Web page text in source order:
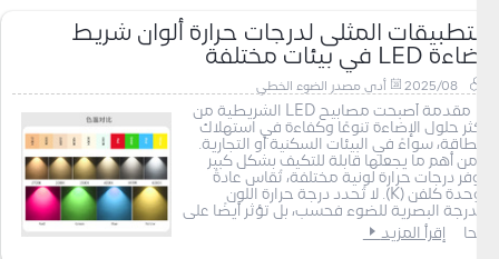
التطبيقات المثلى لدرجات حرارة ألوان شريط
إضاءة LED في بيئات مختلفة
2025/08 أدى مصدر الضوء الخطي
مقدمة أصبحت مصابيح LED الشريطية من
أكثر حلول الإضاءة تنوعًا وكفاءة في استهلاك
الطاقة، سواءً في البيئات السكنية أو التجارية.
ومن أهم ما يجعلها قابلة للتكيف بشكل كبير
توفر درجات حرارة لونية مختلفة، تُقاس عادةً
بوحدة كلفن (K). لا تُحدد درجة حرارة اللون
الدرجة البصرية للضوء فحسب، بل تؤثر أيضًا على
الحا
إقرأ المزيد